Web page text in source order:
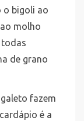
o bigoli ao
molho
de grano
fazem
é a